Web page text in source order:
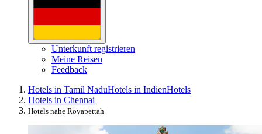
Unterkunft registrieren
Meine Reisen
Feedback
Hotels in Tamil NaduHotels in IndienHotels
Hotels in Chennai
Hotels nahe Royapettah